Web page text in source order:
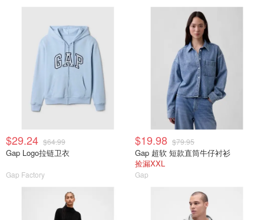
$29.24 $64.99
Gap Logo拉链卫衣
Gap Factory
$19.98 $79.95
Gap 超软 短款直筒牛仔衬衫
捡漏XXL
Gap